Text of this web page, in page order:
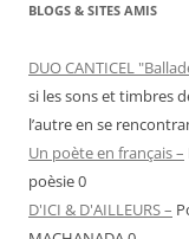
BLOGS & SITES AMIS
DUO CANTICEL
si les sons et timbres
l’autre en se
Un poète en français –
poèsie 0
D'ICI & D'AILLEURS –